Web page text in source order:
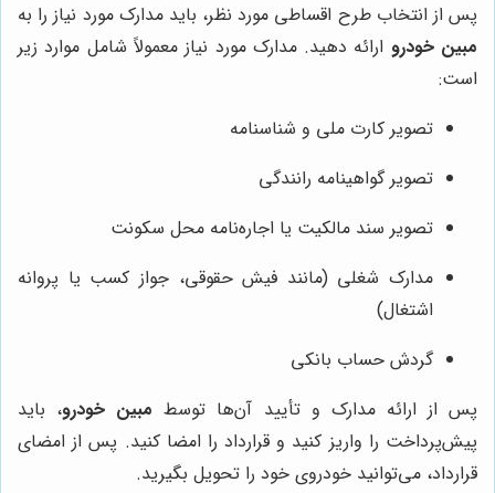
پس از انتخاب طرح اقساطی مورد نظر، باید مدارک مورد نیاز را به
مبین خودرو ارائه دهید. مدارک مورد نیاز معمولاً شامل موارد زیر
است:
تصویر کارت ملی و شناسنامه
تصویر گواهینامه رانندگی
تصویر سند مالکیت یا اجاره‌نامه محل سکونت
مدارک شغلی (مانند فیش حقوقی، جواز کسب یا پروانه
اشتغال)
گردش حساب بانکی
پس از ارائه مدارک و تأیید آن‌ها توسط مبین خودرو، باید
پیش‌پرداخت را واریز کنید و قرارداد را امضا کنید. پس از امضای
قرارداد، می‌توانید خودروی خود را تحویل بگیرید.